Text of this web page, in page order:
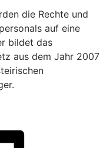
die Rechte und
auf eine
bildet das
aus dem Jahr 2007